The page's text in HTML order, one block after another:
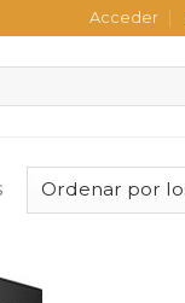
Acceder